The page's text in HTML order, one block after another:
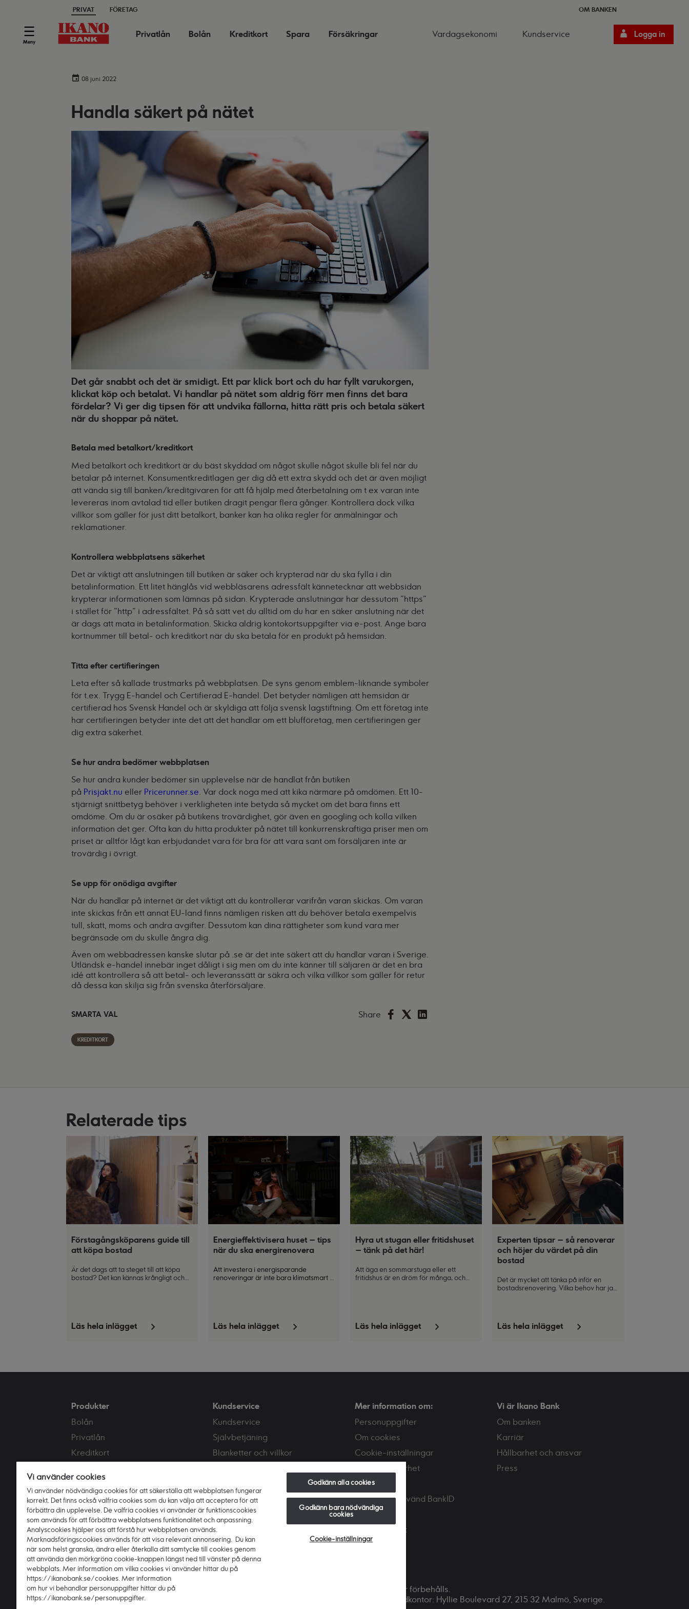
PRIVAT FÖRETAG OM BANKEN
Meny
Privatlån Bolån Kreditkort Spara Försäkringar Vardagsekonomi Kundservice Logga in
08 juni 2022
Handla säkert på nätet
Det går snabbt och det är smidigt. Ett par klick bort och du har fyllt varukorgen,
klickat köp och betalat. Vi handlar på nätet som aldrig förr men finns det bara
fördelar? Vi ger dig tipsen för att undvika fällorna, hitta rätt pris och betala säkert
när du shoppar på nätet.
Betala med betalkort/kreditkort
Med betalkort och kreditkort är du bäst skyddad om något skulle något skulle bli fel när du
betalar på internet. Konsumentkreditlagen ger dig då ett extra skydd och det är även möjligt
att vända sig till banken/kreditgivaren för att få hjälp med återbetalning om t ex varan inte
levereras inom avtalad tid eller butiken dragit pengar flera gånger. Kontrollera dock vilka
villkor som gäller för just ditt betalkort, banker kan ha olika regler för anmälningar och
reklamationer.
Kontrollera webbplatsens säkerhet
Det är viktigt att anslutningen till butiken är säker och krypterad när du ska fylla i din
betalinformation. Ett litet hänglås vid webbläsarens adressfält kännetecknar att webbsidan
krypterar informationen som lämnas på sidan. Krypterade anslutningar har dessutom "https"
i stället för "http" i adressfältet. På så sätt vet du alltid om du har en säker anslutning när det
är dags att mata in betalinformation. Skicka aldrig kontokortsuppgifter via e-post. Ange bara
kortnummer till betal- och kreditkort när du ska betala för en produkt på hemsidan.
Titta efter certifieringen
Leta efter så kallade trustmarks på webbplatsen. De syns genom emblem-liknande symboler
för t.ex. Trygg E-handel och Certifierad E-handel. Det betyder nämligen att hemsidan är
certifierad hos Svensk Handel och är skyldiga att följa svensk lagstiftning. Om ett företag inte
har certifieringen betyder inte det att det handlar om ett blufföretag, men certifieringen ger
dig extra säkerhet.
Se hur andra bedömer webbplatsen
Se hur andra kunder bedömer sin upplevelse när de handlat från butiken
på Prisjakt.nu eller Pricerunner.se. Var dock noga med att kika närmare på omdömen. Ett 10-
stjärnigt snittbetyg behöver i verkligheten inte betyda så mycket om det bara finns ett
omdöme. Om du är osäker på butikens trovärdighet, gör även en googling och kolla vilken
information det ger. Ofta kan du hitta produkter på nätet till konkurrenskraftiga priser men om
priset är alltför lågt kan erbjudandet vara för bra för att vara sant om försäljaren inte är
trovärdig i övrigt.
Se upp för onödiga avgifter
När du handlar på internet är det viktigt att du kontrollerar varifrån varan skickas. Om varan
inte skickas från ett annat EU-land finns nämligen risken att du behöver betala exempelvis
tull, skatt, moms och andra avgifter. Dessutom kan dina rättigheter som kund vara mer
begränsade om du skulle ångra dig.
Även om webbadressen kanske slutar på .se är det inte säkert att du handlar varan i Sverige.
Utländsk e-handel innebär inget dåligt i sig men om du inte känner till säljaren är det en bra
idé att kontrollera så att betal- och leveranssätt är säkra och vilka villkor som gäller för retur
då dessa kan skilja sig från svenska återförsäljare.
SMARTA VAL Share
KREDITKORT
Relaterade tips
Förstagångsköparens guide till
att köpa bostad
Är det dags att ta steget till att köpa
bostad? Det kan kännas krångligt och
för att guida dig genom hela resan när
Läs hela inlägget
Energieffektivisera huset – tips
när du ska energirenovera
Att investera i energisparande
renoveringar är inte bara klimatsmart –
just dig? Vi har samlat våra bästa tips
Läs hela inlägget
Hyra ut stugan eller fritidshuset
– tänk på det här!
Att äga en sommarstuga eller ett
fritidshus är en dröm för många, och
Läs hela inlägget
Experten tipsar – så renoverar
och höjer du värdet på din
bostad
Det är mycket att tänka på inför en
bostadsrenovering. Vilka behov har jag
plattformen Bostadssäljarna, delar här
Läs hela inlägget
Produkter
Bolån
Privatlån
Kreditkort
Försäkringar
Kundservice
Kundservice
Självbetjäning
Blanketter och villkor
Mer information om:
Personuppgifter
Om cookies
Cookie-inställningar
Tips om säkerhet
Bedrägeri
Skaffa och använd BankID
Tillgänglighet
Vi är Ikano Bank
Om banken
Karriär
Hållbarhet och ansvar
Press
Copyright © 2026 Ikano Bank. Alla rättigheter förbehålls.
Ikano Bank AB (publ) - Organisationsnr: 516406-0922. Styrelsens säte: Älmhult. Huvudkontor: Hyllie Boulevard 27, 215 32 Malmö, Sverige.
Vi använder cookies
Vi använder nödvändiga cookies för att säkerställa att webbplatsen fungerar
korrekt. Det finns också valfria cookies som du kan välja att acceptera för att
förbättra din upplevelse. De valfria cookies vi använder är funktionscookies
som används för att förbättra webbplatsens funktionalitet och anpassning.
Analyscookies hjälper oss att förstå hur webbplatsen används.
Marknadsföringscookies används för att visa relevant annonsering. Du kan
när som helst granska, ändra eller återkalla ditt samtycke till cookies genom
att använda den mörkgröna cookie-knappen längst ned till vänster på denna
webbplats. Mer information om vilka cookies vi använder hittar du på
https://ikanobank.se/cookies. Mer information
om hur vi behandlar personuppgifter hittar du på
https://ikanobank.se/personuppgifter.
Godkänn alla cookies
Godkänn bara nödvändiga
cookies
Cookie-inställningar